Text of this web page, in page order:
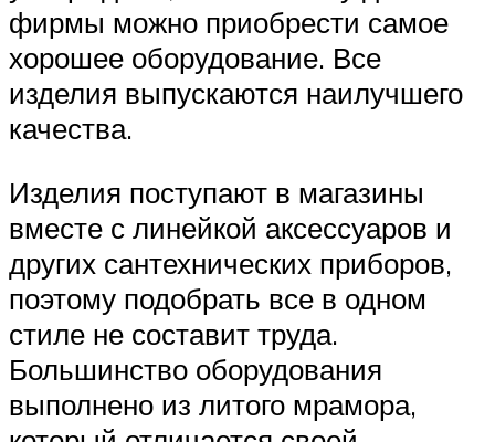
фирмы можно приобрести самое
хорошее оборудование. Все
изделия выпускаются наилучшего
качества.
Изделия поступают в магазины
вместе с линейкой аксессуаров и
других сантехнических приборов,
поэтому подобрать все в одном
стиле не составит труда.
Большинство оборудования
выполнено из литого мрамора,